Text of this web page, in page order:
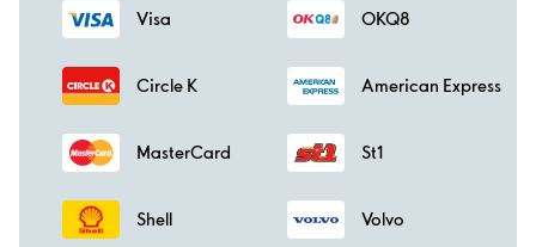
Visa OKQ8
Circle K American Express
MasterCard St1
Shell Volvo